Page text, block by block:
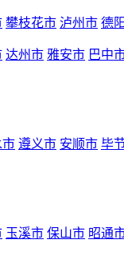
攀枝花市 泸州市 德
达州市 雅安市 巴中
市 遵义市 安顺市 毕
玉溪市 保山市 昭通